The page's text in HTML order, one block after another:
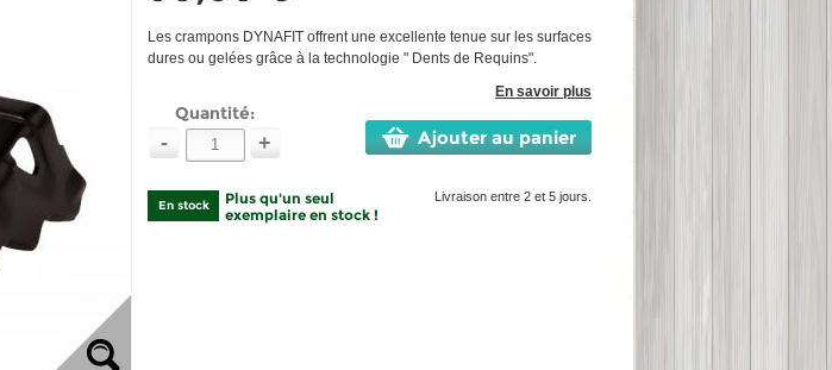
Les crampons DYNAFIT offrent une excellente tenue sur les surfaces
dures ou gelées grâce à la technologie " Dents de Requins".
En savoir plus
Quantité:
- + Ajouter au panier
En stock
Plus qu'un seul
exemplaire en stock !
Livraison entre 2 et 5 jours.